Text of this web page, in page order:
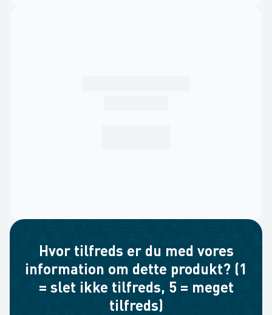
Hvor tilfreds er du med vores
information om dette produkt? (1
= slet ikke tilfreds, 5 = meget
tilfreds)